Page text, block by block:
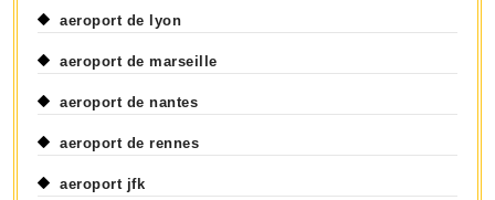
aeroport de lyon
aeroport de marseille
aeroport de nantes
aeroport de rennes
aeroport jfk